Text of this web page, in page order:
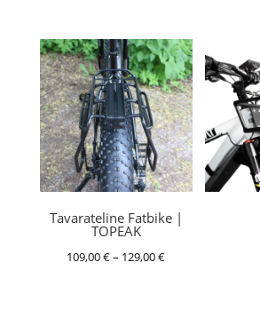
229,00 €
Tavarateline Fatbike |
TOPEAK
109,00€– 129,00€Hintaluokka: